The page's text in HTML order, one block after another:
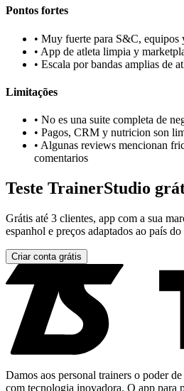
Pontos fortes
• Muy fuerte para S&C, equipos
• App de atleta limpia y
• Escala por bandas amplias de
Limitações
• No es una suite completa de
• Pagos, CRM y nutricion son
• Algunas reviews mencionan
comentarios
Teste TrainerStudio
Grátis até 3 clientes, app com a sua
espanhol e preços adaptados ao país
Criar conta grátis
Damos aos personal trainers o poder
com tecnologia inovadora. O app para